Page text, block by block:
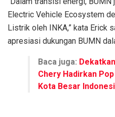
Electric Vehicle Ecosystem
Listrik oleh INKA,” kata Erick
apresiasi dukungan BUMN
Baca juga:
Chery Hadirkan
Kota Besar